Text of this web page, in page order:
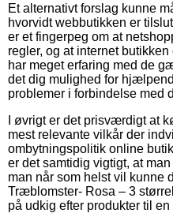
Et alternativt forslag kunne
hvorvidt webbutikken er
er et fingerpeg om at
regler, og at internet
har meget erfaring med de
det dig mulighed for
problemer i forbindelse med
I øvrigt er det prisværdigt at
mest relevante vilkår der
ombytningspolitik online
er det samtidig vigtigt, at
man når som helst vil kunne
Træblomster- Rosa – 3
på udkig efter produkter til